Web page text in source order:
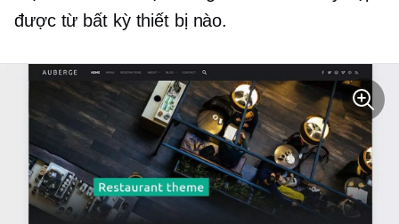
được từ bất kỳ thiết bị nào.